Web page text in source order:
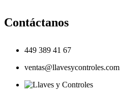
Contáctanos
449 389 41 67
ventas@llavesycontroles.com